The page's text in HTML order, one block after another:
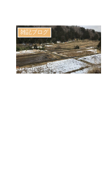
雑記ブログ